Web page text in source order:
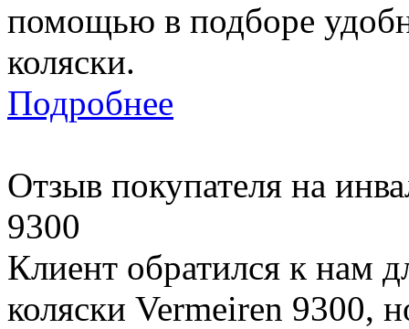
помощью в подборе
коляски.
Подробнее
Отзыв покупателя на
9300
Клиент обратился к нам
коляски Vermeiren 9300,